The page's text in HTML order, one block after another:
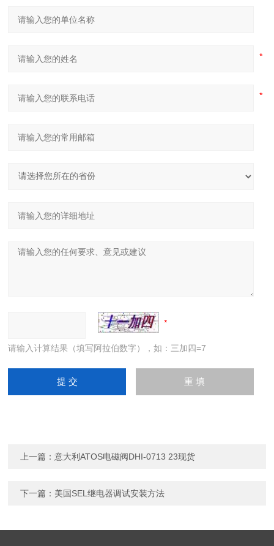
请输入计算结果（填写阿拉伯数字），如：三加四=7
上一篇：意大利ATOS电磁阀DHI-0713 23现货
下一篇： 美国SEL继电器调试安装方法